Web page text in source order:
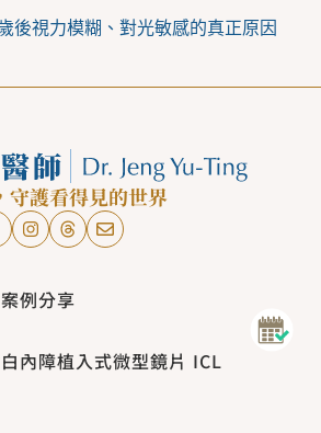
後視力模糊、對光敏感的真正原因
守護看得見的世界
案例分享
白內障植入式微型鏡片 ICL